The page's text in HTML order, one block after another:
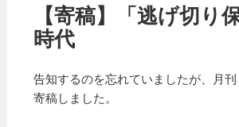
【寄稿】「逃げ切り
時代
告知するのを忘れていましたが、月
寄稿しました。